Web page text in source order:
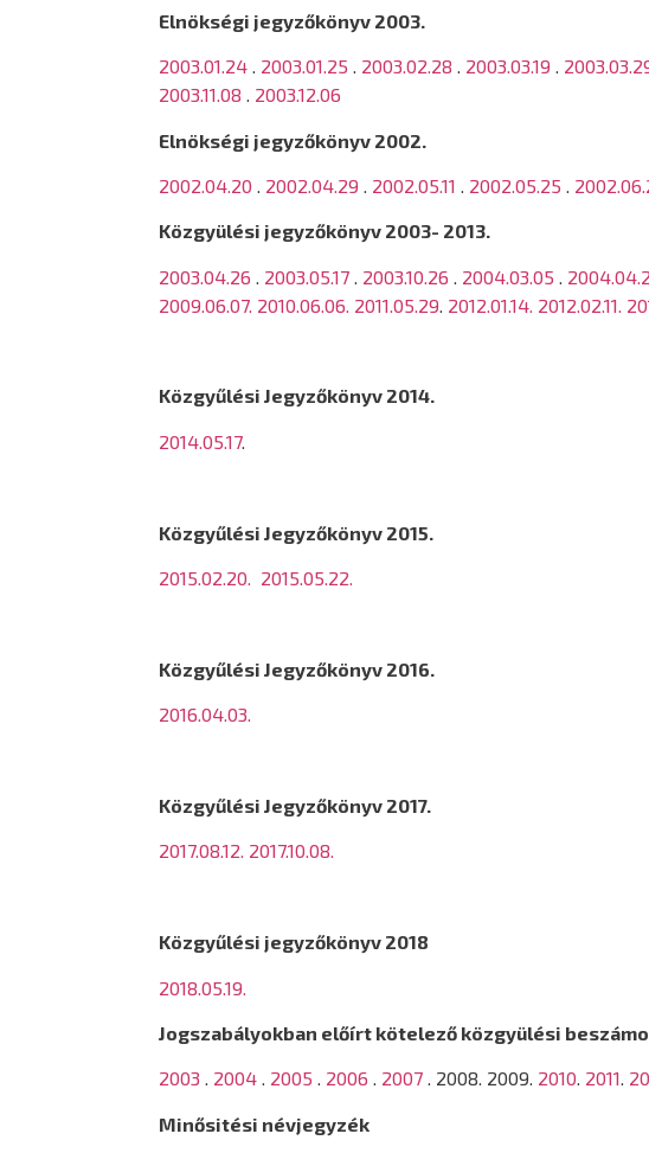
Elnökségi jegyzőkönyv 2003.
2003.01.24 . 2003.01.25 . 2003.02.28 . 2003.03.19 .
2003.11.08 . 2003.12.06
Elnökségi jegyzőkönyv 2002.
2002.04.20 . 2002.04.29 . 2002.05.11 . 2002.05.25 .
Közgyülési jegyzőkönyv 2003- 2013.
2003.04.26 2003.05.17 2003.10.26 2004.03.05
2009.06.07. 2010.06.06. 2011.05.29 2012.01.14. 2012.02.11.
Közgyűlési Jegyzőkönyv 2014.
2014.05.17.
Közgyűlési Jegyzőkönyv 2015.
2015.02.20. 2015.05.22.
Közgyűlési Jegyzőkönyv 2016.
2016.04.03.
Közgyűlési Jegyzőkönyv 2017.
2017.08.12. 2017.10.08.
Közgyűlési jegyzőkönyv 2018
2018.05.19.
Jogszabályokban előírt kötelező közgyülési
2003 . 2004 . 2005 . 2006 . 2007 . 2008. 2009. 2010. 2011.
Minősitési névjegyzék